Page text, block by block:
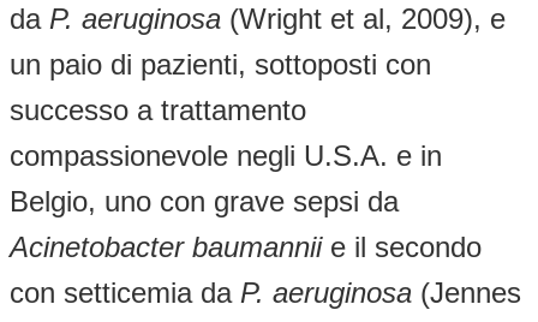
da P. aeruginosa (Wright et al, 2009), e
un paio di pazienti, sottoposti con
successo a trattamento
compassionevole negli U.S.A. e in
Belgio, uno con grave sepsi da
Acinetobacter baumanniie il secondo
con setticemia da P. aeruginosa (Jennes